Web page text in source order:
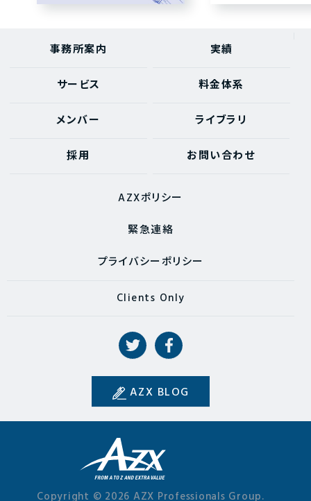
事務所案内 実績
サービス 料金体系
メンバー ライブラリ
採用 お問い合わせ
AZXポリシー
緊急連絡
プライバシーポリシー
Clients Only
AZX BLOG
Copyright © 2026 AZX Professionals Group.